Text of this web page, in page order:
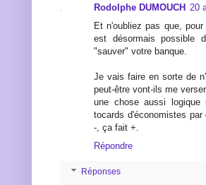
Rodolphe DUMOUCH 20
Et n'oubliez pas que,
est désormais possible
"sauver" votre banque.
Je vais faire en sorte de
peut-être vont-ils me
une chose aussi logique
tocards d'économistes
-, ça fait +.
Répondre
Réponses